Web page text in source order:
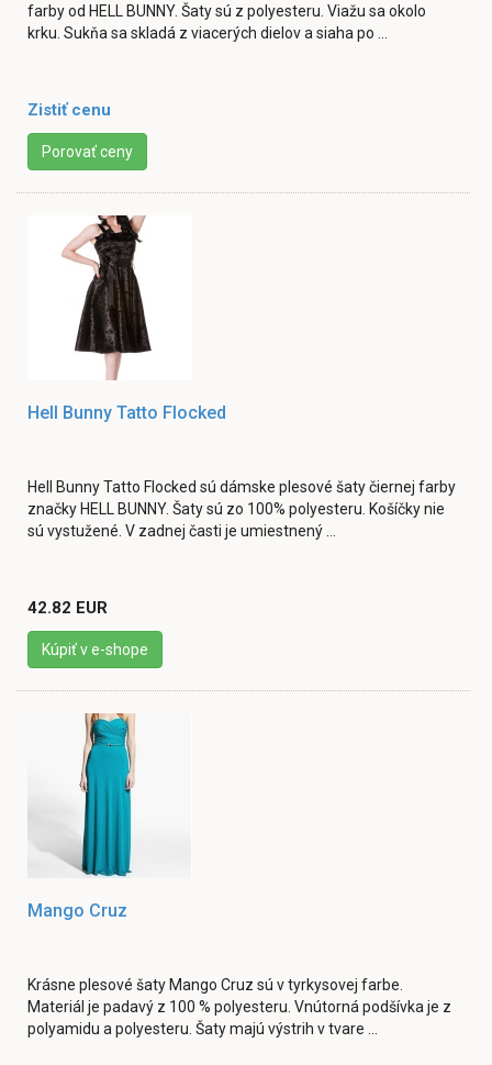
farby od HELL BUNNY. Šaty sú z polyesteru. Viažu sa okolo
krku. Sukňa sa skladá z viacerých dielov a siaha po ...
Zistiť cenu
Porovať ceny
Hell Bunny Tatto Flocked
Hell Bunny Tatto Flocked sú dámske plesové šaty čiernej farby
značky HELL BUNNY. Šaty sú zo 100% polyesteru. Košíčky nie
sú vystužené. V zadnej časti je umiestnený ...
42.82 EUR
Kúpiť v e-shope
Mango Cruz
Krásne plesové šaty Mango Cruz sú v tyrkysovej farbe.
Materiál je padavý z 100 % polyesteru. Vnútorná podšívka je z
polyamidu a polyesteru. Šaty majú výstrih v tvare ...